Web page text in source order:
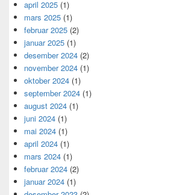
april 2025 (1)
mars 2025 (1)
februar 2025 (2)
januar 2025 (1)
desember 2024 (2)
november 2024 (1)
oktober 2024 (1)
september 2024 (1)
august 2024 (1)
juni 2024 (1)
mai 2024 (1)
april 2024 (1)
mars 2024 (1)
februar 2024 (2)
januar 2024 (1)